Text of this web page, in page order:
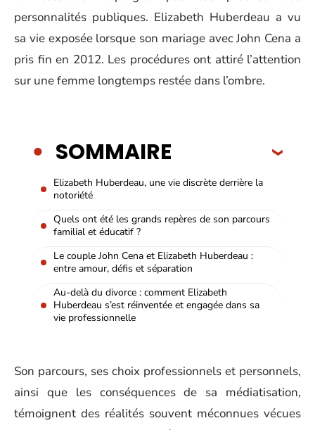
personnalités publiques. Elizabeth Huberdeau a vu
sa vie exposée lorsque son mariage avec John Cena a
pris fin en 2012. Les procédures ont attiré l’attention
sur une femme longtemps restée dans l’ombre.
SOMMAIRE
Elizabeth Huberdeau, une vie discrète derrière la
notoriété
Quels ont été les grands repères de son parcours
familial et éducatif ?
Le couple John Cena et Elizabeth Huberdeau :
entre amour, défis et séparation
Au-delà du divorce : comment Elizabeth
Huberdeau s’est réinventée et engagée dans sa
vie professionnelle
Son parcours, ses choix professionnels et personnels,
ainsi que les conséquences de sa médiatisation,
témoignent des réalités souvent méconnues vécues